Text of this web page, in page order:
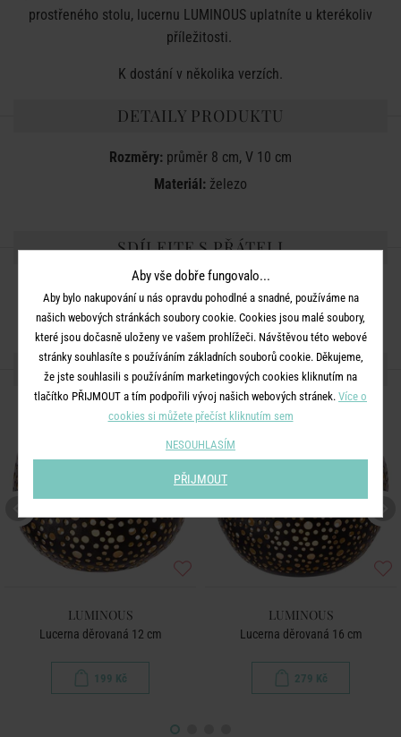
prostřeného stolu, lucernu LUMINOUS uplatníte u kterékoliv
příležitosti.
K dostání v několika verzích.
DETAILY PRODUKTU
Rozměry: průměr 8 cm, V 10 cm
Materiál: železo
SDÍLEJTE S PŘÁTELI
DALŠÍ PRODUKTY ZE SÉRIE
LUMINOUS
Lucerna děrovaná 12 cm
199 Kč
LUMINOUS
Lucerna děrovaná 16 cm
279 Kč
Aby vše dobře fungovalo...
Aby bylo nakupování u nás opravdu pohodlné a snadné, používáme na
našich webových stránkách soubory cookie. Cookies jsou malé soubory,
které jsou dočasně uloženy ve vašem prohlížeči. Návštěvou této webové
stránky souhlasíte s používáním základních souborů cookie. Děkujeme,
že jste souhlasili s používáním marketingových cookies kliknutím na
tlačítko PŘIJMOUT a tím podpořili vývoj našich webových stránek. Více o
cookies si můžete přečíst kliknutím sem
NESOUHLASÍM
PŘIJMOUT